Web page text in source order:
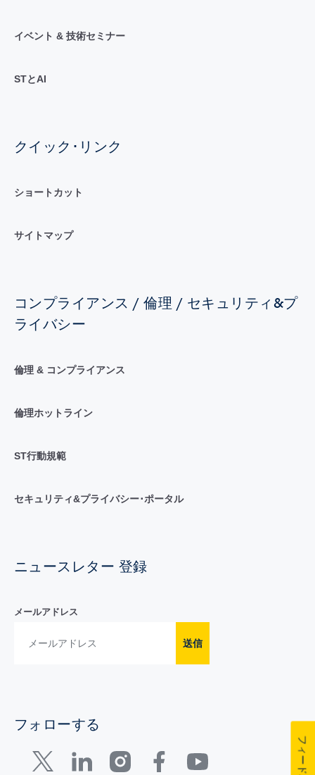
イベント & 技術セミナー
STとAI
クイック･リンク
ショートカット
サイトマップ
コンプライアンス / 倫理 / セキュリティ&プ
ライバシー
倫理 & コンプライアンス
倫理ホットライン
ST行動規範
セキュリティ&プライバシー･ポータル
ニュースレター 登録
メールアドレス
送信
フォローする